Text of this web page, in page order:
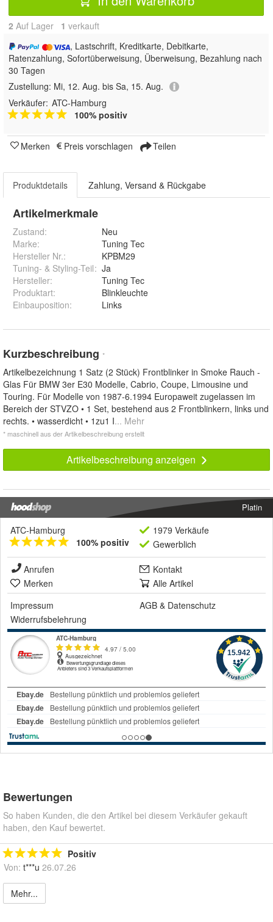
2 Auf Lager 1 verkauft
, Lastschrift, Kreditkarte, Debitkarte,
Ratenzahlung, Sofortüberweisung, Überweisung, Bezahlung nach
30 Tagen
Zustellung: Mi, 12. Aug. bis Sa, 15. Aug.
Verkäufer: ATC-Hamburg
100% positiv
Merken Preis vorschlagen Teilen
Produktdetails Zahlung, Versand & Rückgabe
Artikelmerkmale
Zustand:
Neu
Marke:
Tuning Tec
Hersteller Nr.:
KPBM29
Tuning- & Styling-Teil: Ja
Hersteller:
Tuning Tec
Produktart:
Blinkleuchte
Einbauposition: Links
Kurzbeschreibung *
Artikelbezeichnung 1 Satz (2 Stück) Frontblinker in Smoke Rauch -
Glas Für BMW 3er E30 Modelle, Cabrio, Coupe, Limousine und
Touring. Für Modelle von 1987-6.1994 Europaweit zugelassen im
Bereich der STVZO • 1 Set, bestehend aus 2 Frontblinkern, links und
rechts. • wasserdicht • 1zu1 I... Mehr
* maschinell aus der Artikelbeschreibung erstellt
Artikelbeschreibung anzeigen
Platin
ATC-Hamburg
100% positiv
1979 Verkäufe
Gewerblich
Anrufen
Kontakt
Merken
Alle Artikel
Impressum
AGB & Datenschutz
Widerrufsbelehrung
Bewertungen
So haben Kunden, die den Artikel bei diesem Verkäufer gekauft
haben, den Kauf bewertet.
Positiv
Von: t***u 26.07.26
Mehr...